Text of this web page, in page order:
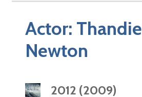
Actor: Thandie
Newton
2012 (2009)